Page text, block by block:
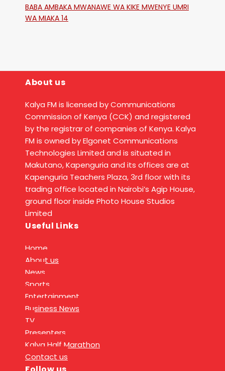
BABA AMBAKA MWANAWE WA KIKE MWENYE UMRI
WA MIAKA 14
About us
Kalya FM is licensed by Communications
Commission of Kenya (CCK) and registered
by the registrar of companies of Kenya. Kalya
FM is owned by Elgonet Communications
Technologies Limited and is situated in
Makutano, Kapenguria and its offices are at
Kapenguria Teachers Plaza, 3rd floor with its
trading office located in Nairobi’s Agip House,
ground floor inside Photo House Studios
Limited
Useful Links
Home
About us
News
Sports
Entertainment
Business News
TV
Presenters
Kalya Half Marathon
Contact us